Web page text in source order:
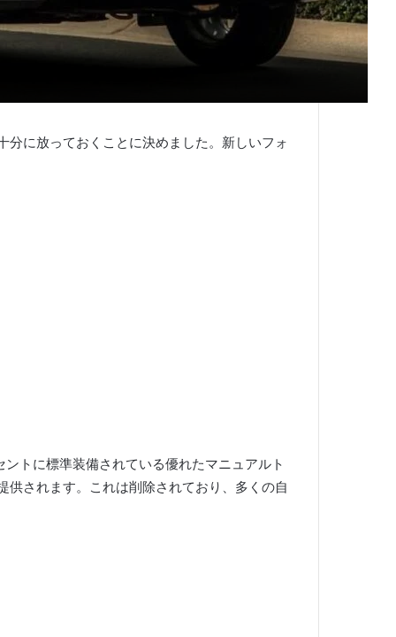
に放っておくことに決めました。 新しいフォ
トに標準装備されている優れたマニュアルト
供されます。これは削除されており、多くの自